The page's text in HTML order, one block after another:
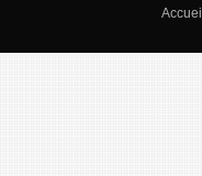
Accueil